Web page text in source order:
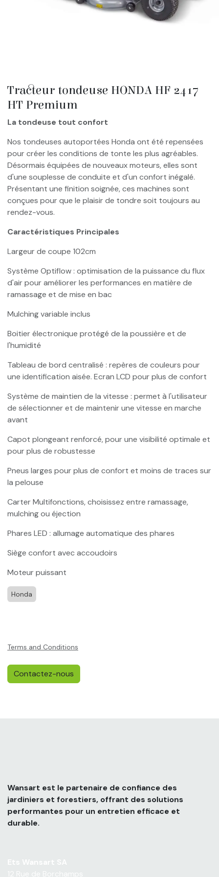
Tracteur tondeuse HONDA HF 2417
HT Premium
La tondeuse tout confort
Nos tondeuses autoportées Honda ont été repensées
pour créer les conditions de tonte les plus agréables.
Désormais équipées de nouveaux moteurs, elles sont
d'une souplesse de conduite et d'un confort inégalé.
Présentant une finition soignée, ces machines sont
conçues pour que le plaisir de tondre soit toujours au
rendez-vous.
Caractéristiques Principales
Largeur de coupe 102cm
Système Optiflow : optimisation de la puissance du flux
d'air pour améliorer les performances en matière de
ramassage et de mise en bac
Mulching variable inclus
Boitier électronique protégé de la poussière et de
l'humidité
Tableau de bord centralisé : repères de couleurs pour
une identification aisée. Ecran LCD pour plus de confort
Système de maintien de la vitesse : permet à l'utilisateur
de sélectionner et de maintenir une vitesse en marche
avant
Capot plongeant renforcé, pour une visibilité optimale et
pour plus de robustesse
Pneus larges pour plus de confort et moins de traces sur
la pelouse
Carter Multifonctions, choisissez entre ramassage,
mulching ou éjection
Phares LED : allumage automatique des phares
Siège confort avec accoudoirs
Moteur puissant
Honda
Terms and Conditions
Contactez-nous
Wansart est le partenaire de confiance des
jardiniers et forestiers, offrant des solutions
performantes pour un entretien efficace et
durable.